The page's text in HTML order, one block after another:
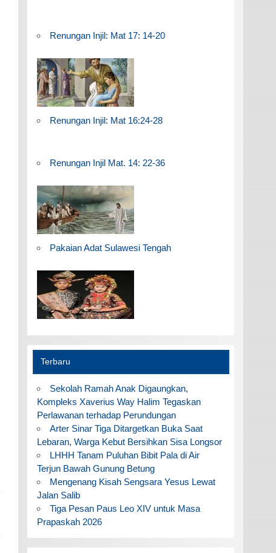
Renungan Injil: Mat 17: 14-20
Renungan Injil: Mat 16:24-28
Renungan Injil Mat. 14: 22-36
Pakaian Adat Sulawesi Tengah
Terbaru
Sekolah Ramah Anak Digaungkan,
Kompleks Xaverius Way Halim Tegaskan
Perlawanan terhadap Perundungan
Arter Sinar Tiga Ditargetkan Buka Saat
Lebaran, Warga Kebut Bersihkan Sisa Longsor
LHHH Tanam Puluhan Bibit Pala di Air
Terjun Bawah Gunung Betung
Mengenang Kisah Sengsara Yesus Lewat
Jalan Salib
Tiga Pesan Paus Leo XIV untuk Masa
Prapaskah 2026